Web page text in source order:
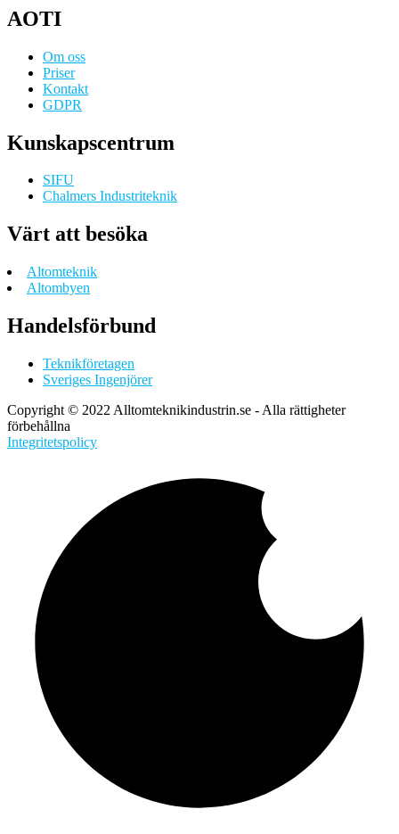
AOTI
Om oss
Priser
Kontakt
GDPR
Kunskapscentrum
SIFU
Chalmers Industriteknik
Värt att besöka
Altomteknik
Altombyen
Handelsförbund
Teknikföretagen
Sveriges Ingenjörer
Copyright © 2022 Alltomteknikindustrin.se - Alla rättigheter
förbehållna
Integritetspolicy